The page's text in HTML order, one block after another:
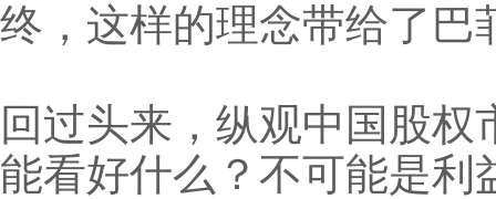
终，这样的理念带给了巴
回过头来，纵观中国股
能看好什么？不可能是